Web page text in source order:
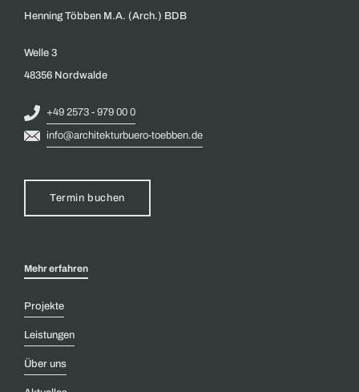
Henning Többen M.A. (Arch.) BDB
Welle 3
48356 Nordwalde
+49 2573 - 979 00 0
info@architekturbuero-toebben.de
Termin buchen
Mehr erfahren
Projekte
Leistungen
Über uns